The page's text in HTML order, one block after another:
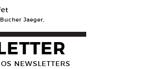
Jaeger,
NEWSLETTERS